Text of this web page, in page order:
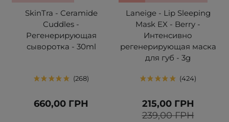
SkinTra - Ceramide
Cuddles -
Регенерирующая
сыворотка - 30ml
268
660,00 ГРН
Laneige - Lip Sleeping
Mask EX - Berry -
Интенсивно
регенерирующая маска
для губ - 3g
424
239,00 ГРН
215,00 ГРН